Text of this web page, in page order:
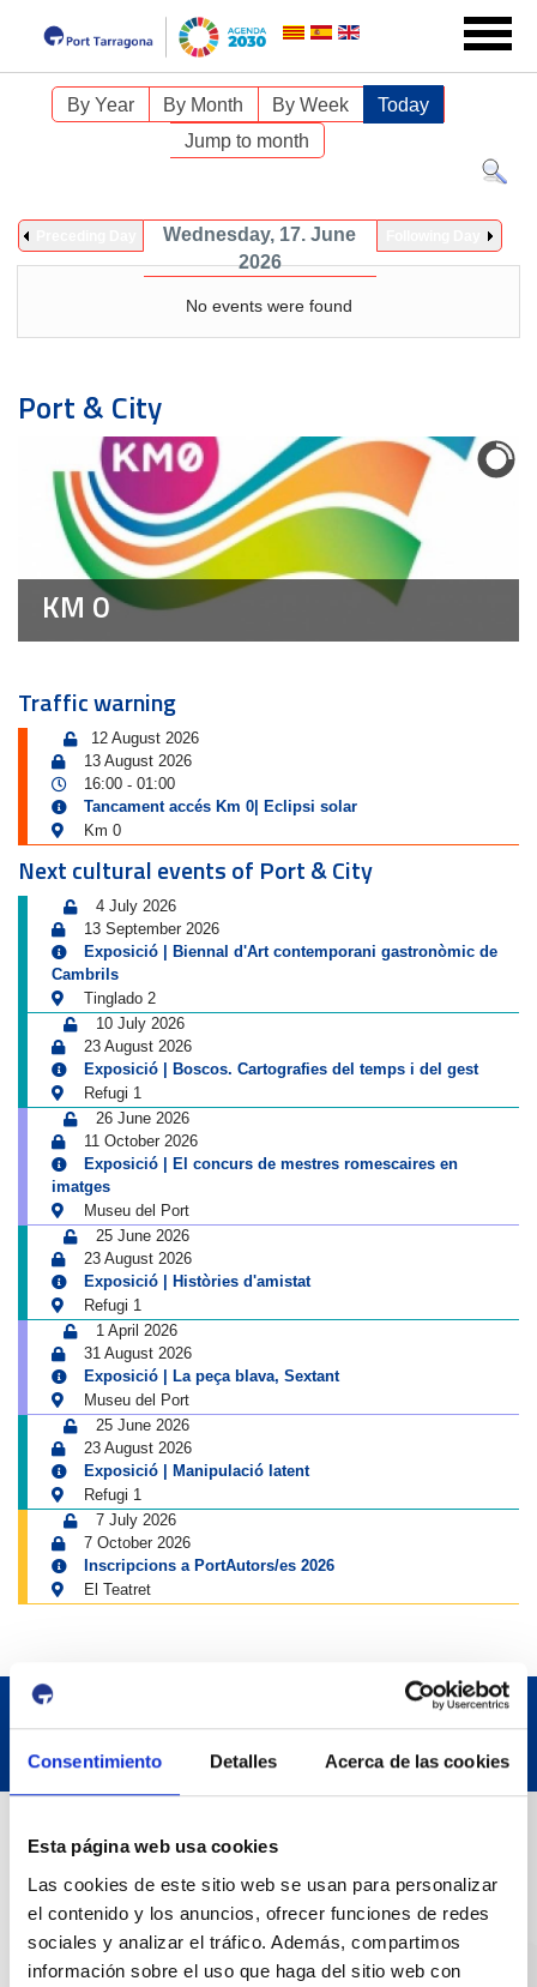
Consentimiento Detalles Acerca de las cookies
Esta página web usa cookies
Las cookies de este sitio web se usan para personalizar
el contenido y los anuncios, ofrecer funciones de redes
sociales y analizar el tráfico. Además, compartimos
información sobre el uso que haga del sitio web con
By Year By Month By Week
Today
Jump to month
Wednesday, 17. June
2026
No events were found
Port & City
KM 0
Traffic warning
12 August 2026
13 August 2026
16:00 - 01:00
Tancament accés Km 0| Eclipsi solar
Km 0
Next cultural events of Port & City
4 July 2026
13 September 2026
Exposició | Biennal d'Art contemporani gastronòmic de
Cambrils
Tinglado 2
10 July 2026
23 August 2026
Exposició | Boscos. Cartografies del temps i del gest
Refugi 1
26 June 2026
11 October 2026
Exposició | El concurs de mestres romescaires en
imatges
Museu del Port
25 June 2026
23 August 2026
Exposició | Històries d'amistat
Refugi 1
1 April 2026
31 August 2026
Exposició | La peça blava, Sextant
Museu del Port
25 June 2026
23 August 2026
Exposició | Manipulació latent
Refugi 1
7 July 2026
7 October 2026
Inscripcions a PortAutors/es 2026
El Teatret
Contact
Adreça
Passeig de l'Escullera s/n, 43004 Tarragona